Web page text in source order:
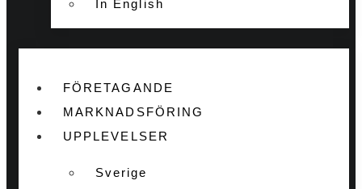
In English
FÖRETAGANDE
MARKNADSFÖRING
UPPLEVELSER
Sverige